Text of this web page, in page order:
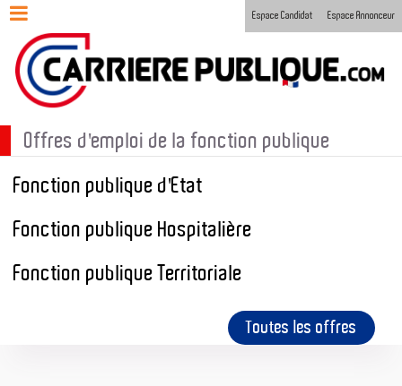
Offres d'emploi de la fonction publique
Fonction publique d'Etat
Fonction publique Hospitalière
Fonction publique Territoriale
Toutes les offres
Espace Candidat Espace Annonceur